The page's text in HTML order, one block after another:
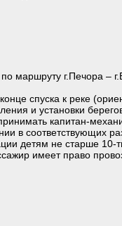
г.Печора –
спуска к реке
и установки
капитан-
в соответствующих
детям не старше
имеет право